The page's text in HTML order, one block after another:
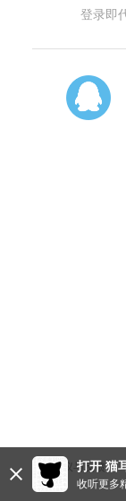
登录即
建议与反馈
打开 猫
收听更多